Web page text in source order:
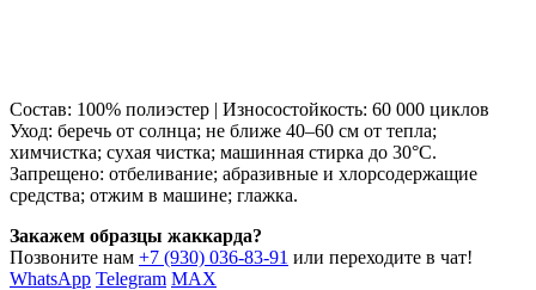
Состав: 100% полиэстер | Износостойкость: 60 000 циклов
Уход: беречь от солнца; не ближе 40–60 см от тепла;
химчистка; сухая чистка; машинная стирка до 30°C.
Запрещено: отбеливание; абразивные и хлорсодержащие
средства; отжим в машине; глажка.
Закажем образцы жаккарда?
Позвоните нам +7 (930) 036-83-91 или переходите в чат!
WhatsApp Telegram MAX